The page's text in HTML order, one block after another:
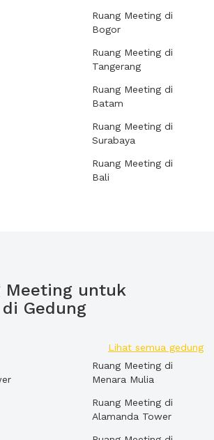
Ruang Meeting di
Bogor
Ruang Meeting di
Tangerang
Ruang Meeting di
Batam
Ruang Meeting di
Surabaya
Ruang Meeting di
Bali
Meeting untuk
Gedung
Lihat semua gedung
Ruang Meeting di
Menara Mulia
Ruang Meeting di
Alamanda Tower